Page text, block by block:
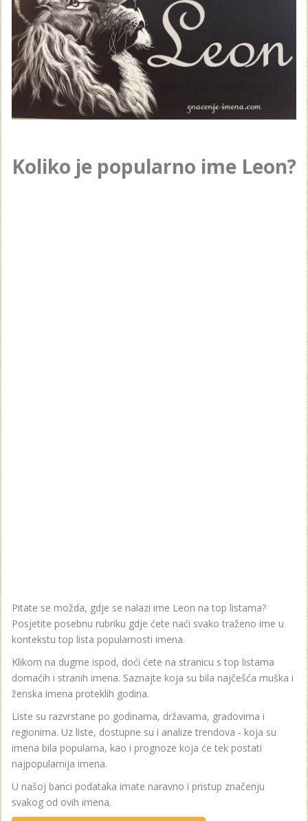
Koliko je popularno ime Leon?
Pitate se možda, gdje se nalazi ime Leon na top listama?
Posjetite posebnu rubriku gdje ćete naći svako traženo ime u
kontekstu top lista popularnosti imena.
Klikom na dugme ispod, doći ćete na stranicu s top listama
domaćih i stranih imena. Saznajte koja su bila najčešća muška i
ženska imena proteklih godina.
Liste su razvrstane po godinama, državama, gradovima i
regionima. Uz liste, dostupne su i analize trendova - koja su
imena bila popularna, kao i prognoze koja će tek postati
najpopularnija imena.
U našoj banci podataka imate naravno i pristup značenju
svakog od ovih imena.